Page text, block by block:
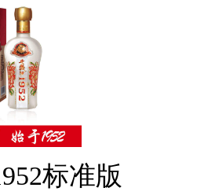
标准版